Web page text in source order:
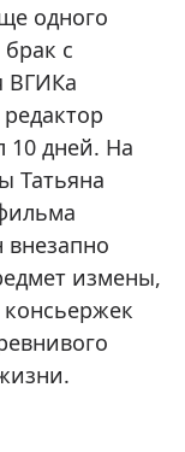
одного
с
ВГИКа
10 дней. На
Татьяна
внезапно
измены,